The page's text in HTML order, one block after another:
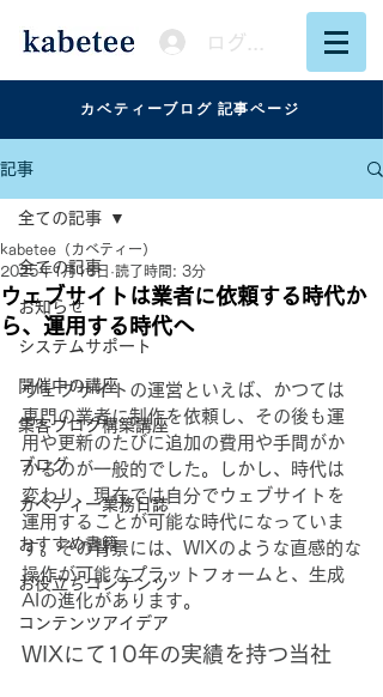
ログイン
カベティーブログ 記事ページ
記事
全ての記事
お知らせ
システムサポート
開催中の講座
集客ブログ構築講座
ブログ
カベティー業務日誌
おすすめ書籍
お役立ちコンテンツ
コンテンツアイデア
全ての記事
ウェブサイトは業者に依頼する時代か
ら、運用する時代へ
kabetee（カベティー）
2025年1月16日 読了時間: 3分
ウェブサイトの運営といえば、かつては
専門の業者に制作を依頼し、その後も運
用や更新のたびに追加の費用や手間がか
かるのが一般的でした。しかし、時代は
変わり、現在では自分でウェブサイトを
運用することが可能な時代になっていま
す。その背景には、WIXのような直感的な
操作が可能なプラットフォームと、生成
AIの進化があります。
WIXにて10年の実績を持つ当社